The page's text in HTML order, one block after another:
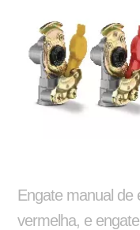
Engate manual de
vermelha, e